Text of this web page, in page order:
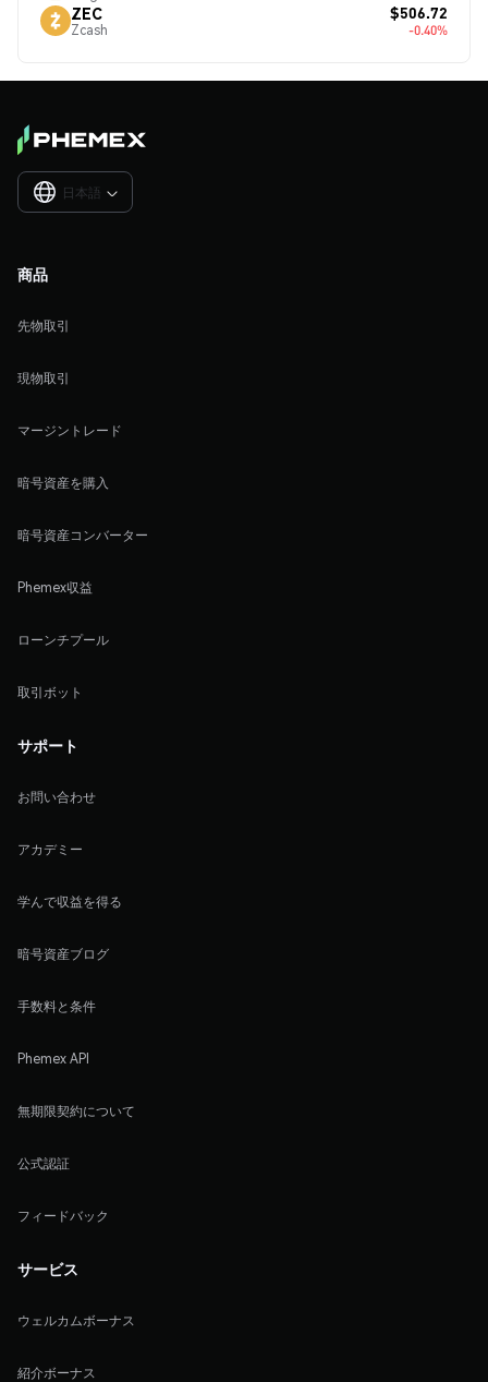
ZEC
Zcash
$506.72
-0.40%
日本語 
商品
先物取引
現物取引
マージントレード
暗号資産を購入
暗号資産コンバーター
Phemex収益
ローンチプール
取引ボット
サポート
お問い合わせ
アカデミー
学んで収益を得る
暗号資産ブログ
手数料と条件
Phemex API
無期限契約について
公式認証
フィードバック
サービス
ウェルカムボーナス
紹介ボーナス